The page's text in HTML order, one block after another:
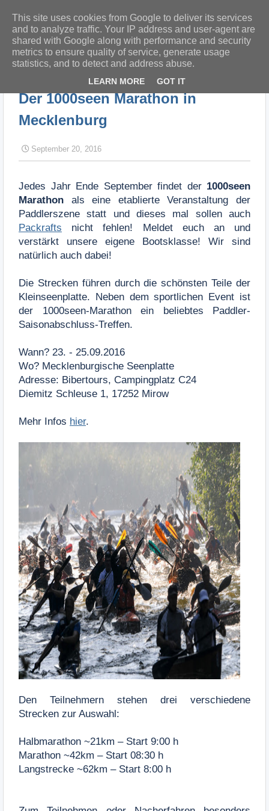
Der 1000seen Marathon in
Mecklenburg
September 20, 2016
Jedes Jahr Ende September findet der 1000seen
Marathon als eine etablierte Veranstaltung der
Paddlerszene statt und dieses mal sollen auch
Packrafts nicht fehlen! Meldet euch an und
verstärkt unsere eigene Bootsklasse! Wir sind
natürlich auch dabei!
Die Strecken führen durch die schönsten Teile der
Kleinseenplatte. Neben dem sportlichen Event ist
der 1000seen-Marathon ein beliebtes Paddler-
Saisonabschluss-Treffen.
Wann? 23. - 25.09.2016
Wo? Mecklenburgische Seenplatte
Adresse: Bibertours, Campingplatz C24
Diemitz Schleuse 1, 17252 Mirow
Mehr Infos hier.
Den Teilnehmern stehen drei verschiedene
Strecken zur Auswahl:
Halbmarathon ~21km – Start 9:00 h
Marathon ~42km – Start 08:30 h
Langstrecke ~62km – Start 8:00 h
This site uses cookies from Google to deliver its services
and to analyze traffic. Your IP address and user-agent are
shared with Google along with performance and security
metrics to ensure quality of service, generate usage
statistics, and to detect and address abuse.
LEARN MORE GOT IT